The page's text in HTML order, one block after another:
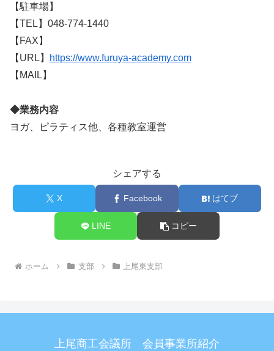
【駐車場】
【TEL】048-774-1440
【FAX】
【URL】
https://www.furuya-academy.com
【MAIL】
◆業務内容
ヨガ、ピラティス他、各種教室運営
シェアする
X Facebook はてブ
LINE コピー
ホーム 支部 上尾東支部
上尾商工会議所 会員事業所紹介